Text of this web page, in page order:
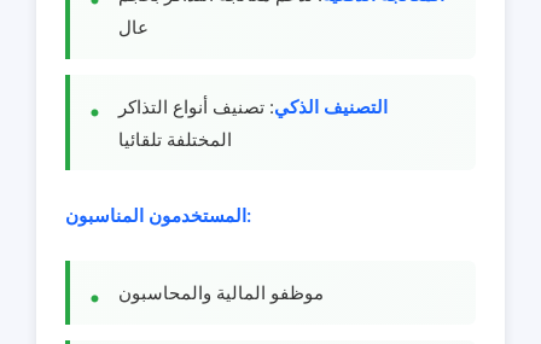
عال
التصنيف الذكي: تصنيف أنواع التذاكر
المختلفة تلقائيا
المستخدمون المناسبون:
موظفو المالية والمحاسبون